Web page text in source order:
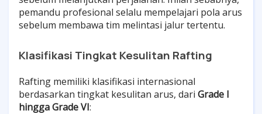
pemandu profesional selalu mempelajari pola arus
sebelum membawa tim melintasi jalur tertentu.
Klasifikasi Tingkat Kesulitan Rafting
Rafting memiliki klasifikasi internasional
berdasarkan tingkat kesulitan arus, dari Grade I
hingga Grade VI: